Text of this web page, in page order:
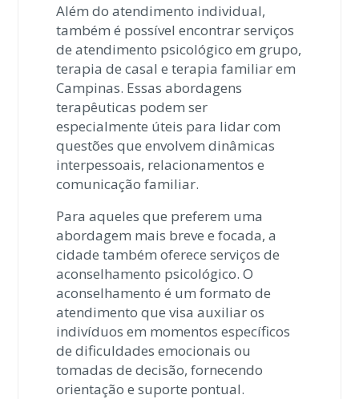
Além do atendimento individual,
também é possível encontrar serviços
de atendimento psicológico em grupo,
terapia de casal e terapia familiar em
Campinas. Essas abordagens
terapêuticas podem ser
especialmente úteis para lidar com
questões que envolvem dinâmicas
interpessoais, relacionamentos e
comunicação familiar.
Para aqueles que preferem uma
abordagem mais breve e focada, a
cidade também oferece serviços de
aconselhamento psicológico. O
aconselhamento é um formato de
atendimento que visa auxiliar os
indivíduos em momentos específicos
de dificuldades emocionais ou
tomadas de decisão, fornecendo
orientação e suporte pontual.